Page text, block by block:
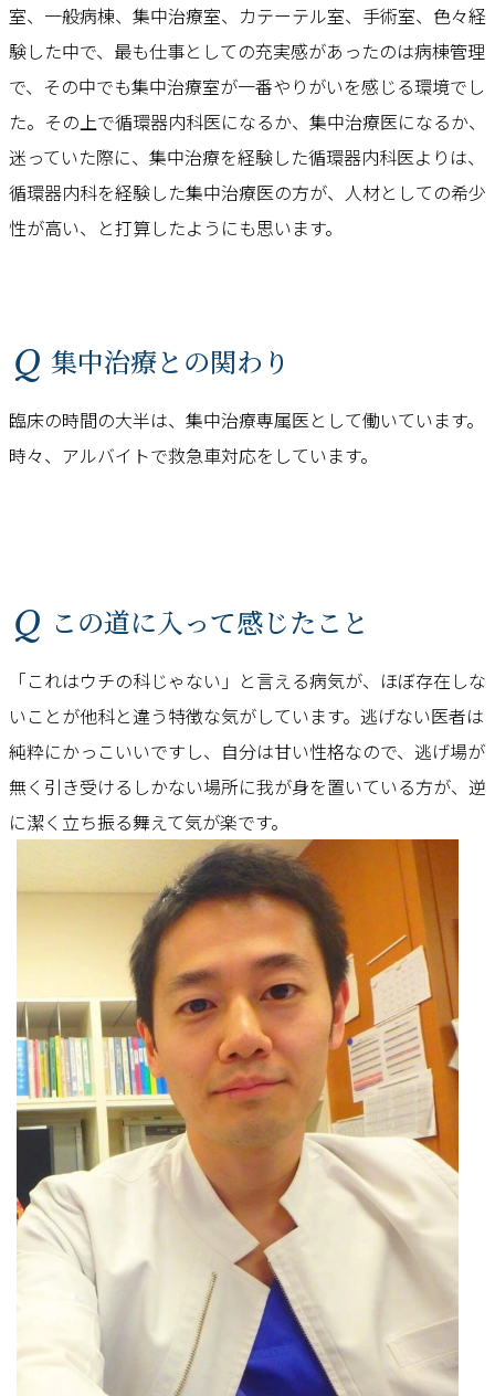
室、一般病棟、集中治療室、カテーテル室、手術室、色々経
験した中で、最も仕事としての充実感があったのは病棟管理
で、その中でも集中治療室が一番やりがいを感じる環境でし
た。その上で循環器内科医になるか、集中治療医になるか、
迷っていた際に、集中治療を経験した循環器内科医よりは、
循環器内科を経験した集中治療医の方が、人材としての希少
性が高い、と打算したようにも思います。
Q 集中治療との関わり
臨床の時間の大半は、集中治療専属医として働いています。
時々、アルバイトで救急車対応をしています。
Q この道に入って感じたこと
「これはウチの科じゃない」と言える病気が、ほぼ存在しな
いことが他科と違う特徴な気がしています。逃げない医者は
純粋にかっこいいですし、自分は甘い性格なので、逃げ場が
無く引き受けるしかない場所に我が身を置いている方が、逆
に潔く立ち振る舞えて気が楽です。